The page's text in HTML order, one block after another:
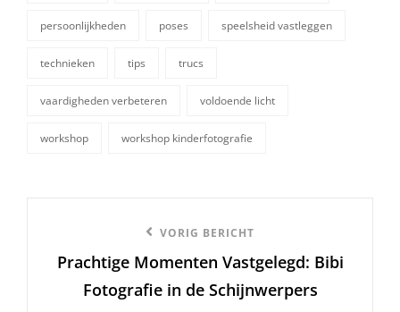
persoonlijkheden poses speelsheid vastleggen
technieken tips trucs
vaardigheden verbeteren voldoende licht
workshop workshop kinderfotografie
bericht
VORIG BERICHT
Prachtige Momenten Vastgelegd: Bibi
Fotografie in de Schijnwerpers